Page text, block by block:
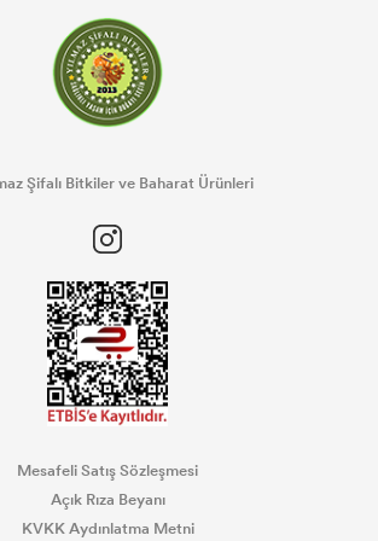
Şifalı Bitkiler ve Baharat Ürünleri
Mesafeli Satış Sözleşmesi
Açık Rıza Beyanı
KVKK Aydınlatma Metni